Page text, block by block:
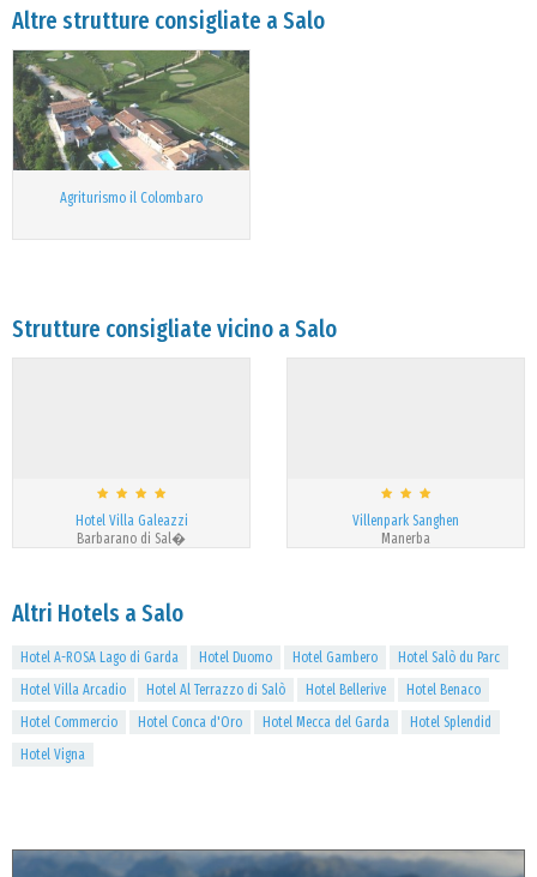
Altre strutture consigliate a Salo
Agriturismo il Colombaro
Strutture consigliate vicino a Salo
Hotel Villa Galeazzi
Barbarano di Sal�
Villenpark Sanghen
Manerba
Altri Hotels a Salo
Hotel A-ROSA Lago di Garda Hotel Duomo Hotel Gambero
Hotel Salò du Parc
Hotel Villa Arcadio
Hotel Al Terrazzo di Salò Hotel Bellerive
Hotel Benaco
Hotel Commercio
Hotel Conca d'Oro Hotel Mecca del Garda
Hotel Splendid
Hotel Vigna